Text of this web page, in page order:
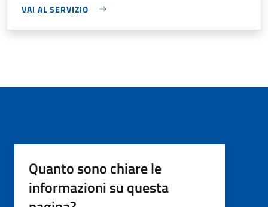
VAI AL SERVIZIO
Quanto sono chiare le
informazioni su questa